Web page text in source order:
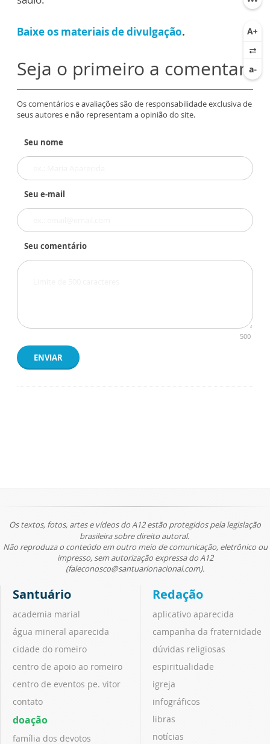
Baixe os materiais de divulgação.
Seja o primeiro a comentar
Os comentários e avaliações são de responsabilidade exclusiva de
seus autores e não representam a opinião do site.
Seu nome
Seu e-mail
Seu comentário
500
ENVIAR
Os textos, fotos, artes e vídeos do A12 estão protegidos pela legislação
brasileira sobre direito autoral.
Não reproduza o conteúdo em outro meio de comunicação, eletrônico ou
impresso, sem autorização expressa do A12
(faleconosco@santuarionacional.com).
Santuário
academia marial
água mineral aparecida
cidade do romeiro
centro de apoio ao romeiro
centro de eventos pe. vitor
contato
doação
família dos devotos
Redação
aplicativo aparecida
campanha da fraternidade
dúvidas religiosas
espiritualidade
igreja
infográficos
libras
notícias